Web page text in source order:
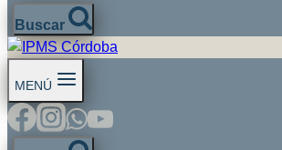
Buscar
MENÚ